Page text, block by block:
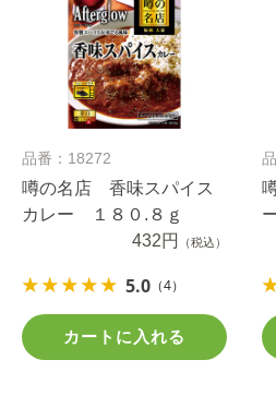
品番：18272
噂の名店 香味スパイス
カレー １８０.８ｇ
432円
（税込）
5.0 （4）
カートに入れる